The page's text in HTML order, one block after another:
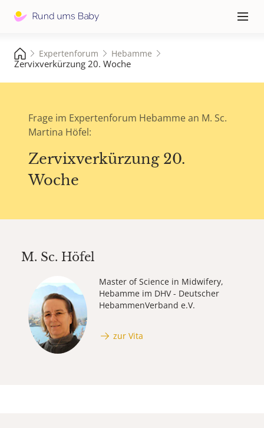
≡
Expertenforum Hebamme
Zervixverkürzung 20. Woche
Frage im Expertenforum Hebamme an M. Sc.
Martina Höfel:
Zervixverkürzung 20.
Woche
M. Sc. Höfel
Master of Science in Midwifery,
Hebamme im DHV - Deutscher
HebammenVerband e.V.
zur Vita